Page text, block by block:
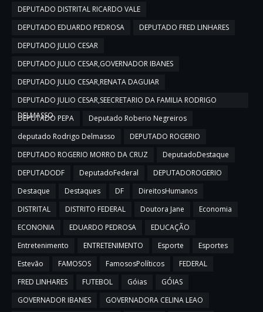
DEPUTADO DISTRITAL RICARDO VALE
DEPUTADO EDUARDO PEDROSA
DEPUTADO FRED LINHARES
DEPUTADO JULIO CESAR
DEPUTADO JULIO CESAR,GOVERNADOR IBANES
DEPUTADO JULIO CESAR,RENATA DAGUIAR
DEPUTADO JULIO CESAR,SEECRETARIO DA FAMILIA RODRIGO
DELMASSO
DEPUTADO PEPA
Deputado Roberio Negreiros
deputado Rodrigo Delmasso
DEPUTADO ROGERIO
DEPUTADO ROGERIO MORRO DA CRUZ
DeputadoDestaque
DEPUTADODF
DeputadoFederal
DEPUTADOROGERIO
Destaque
Destaques DF
DireitosHumanos
DISTRITAL
DISTRITO FEDERAL Doutora Jane
Economia
ECONONIA
EDUARDO PEDROSA
EDUCAÇÃO
Entretenimento
ENTRETENIMENTO Esporte
Esportes
Estevão
FAMOSOS FamososPolíticos
FEDERAL
FRED LINHARES
FUTEBOL Góias
GÓIAS
GOVERNADOR IBANES
GOVERNADORA CELINA LEAO